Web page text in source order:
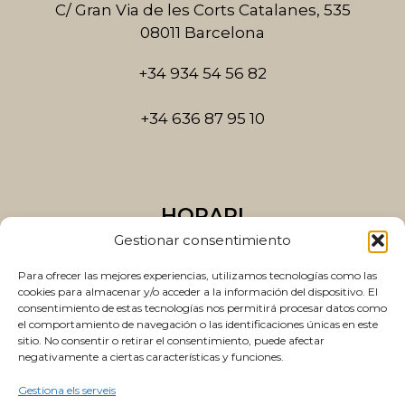
Gestionar consentimiento
Para ofrecer las mejores experiencias, utilizamos tecnologías como las
cookies para almacenar y/o acceder a la información del dispositivo. El
consentimiento de estas tecnologías nos permitirá procesar datos como
el comportamiento de navegación o las identificaciones únicas en este
sitio. No consentir o retirar el consentimiento, puede afectar
negativamente a ciertas características y funciones.
Gestiona els serveis
k
-
a
m
C/ Gran Via de les Corts Catalanes, 535
08011 Barcelona
+34 934 54 56 82
+34 636 87 95 10
HORARI
10:00 a 14:00 i 15:00 a 20:00
Divendres
10:00 a 14:00 i 15:00 a 19:00